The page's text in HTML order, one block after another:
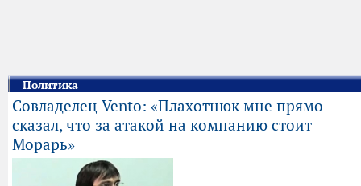
Политика
Совладелец Vento: «Плахотнюк мне прямо
сказал, что за атакой на компанию стоит
Морарь»